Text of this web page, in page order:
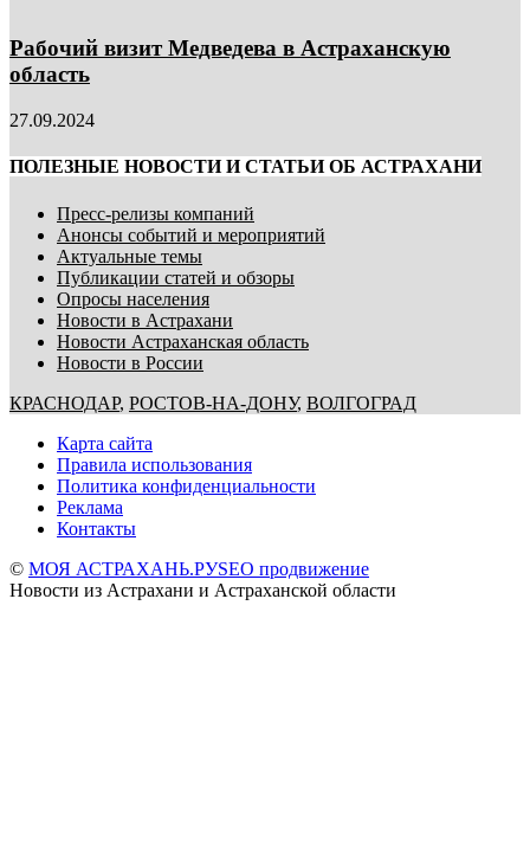
Рабочий визит Медведева в Астраханскую
область
27.09.2024
ПОЛЕЗНЫЕ НОВОСТИ И СТАТЬИ ОБ АСТРАХАНИ
Пресс-релизы компаний
Анонсы событий и мероприятий
Актуальные темы
Публикации статей и обзоры
Опросы населения
Новости в Астрахани
Новости Астраханская область
Новости в России
КРАСНОДАР, РОСТОВ-НА-ДОНУ, ВОЛГОГРАД
Карта сайта
Правила использования
Политика конфиденциальности
Реклама
Контакты
© МОЯ АСТРАХАНЬ.РУSEO продвижение
Новости из Астрахани и Астраханской области